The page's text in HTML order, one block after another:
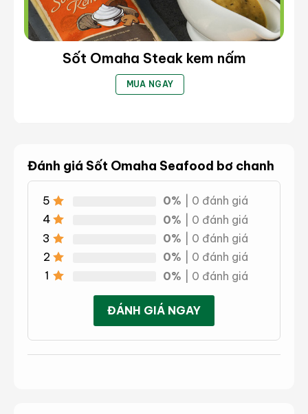
Sốt Omaha Steak kem nấm
MUA NGAY
Đánh giá Sốt Omaha Seafood bơ chanh
5 0% | 0 đánh giá
4
0% | 0 đánh giá
3
0% | 0 đánh giá
2
0% | 0 đánh giá
1
0% | 0 đánh giá
ĐÁNH GIÁ NGAY